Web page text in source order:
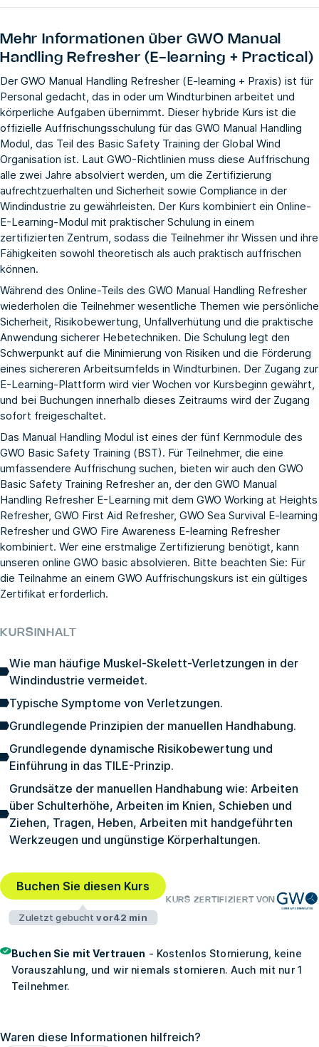
Mehr Informationen überGWO Manual
Handling Refresher (E-learning + Practical)
Der GWO Manual Handling Refresher (E-learning + Praxis) ist für
Personal gedacht, das in oder um Windturbinen arbeitet und
körperliche Aufgaben übernimmt. Dieser hybride Kurs ist die
offizielle Auffrischungsschulung für das GWO Manual Handling
Modul, das Teil des Basic Safety Training der Global Wind
Organisation ist. Laut GWO-Richtlinien muss diese Auffrischung
alle zwei Jahre absolviert werden, um die Zertifizierung
aufrechtzuerhalten und Sicherheit sowie Compliance in der
Windindustrie zu gewährleisten. Der Kurs kombiniert ein Online-
E-Learning-Modul mit praktischer Schulung in einem
zertifizierten Zentrum, sodass die Teilnehmer ihr Wissen und ihre
Fähigkeiten sowohl theoretisch als auch praktisch auffrischen
können.
Während des Online-Teils des GWO Manual Handling Refresher
wiederholen die Teilnehmer wesentliche Themen wie persönliche
Sicherheit, Risikobewertung, Unfallverhütung und die praktische
Anwendung sicherer Hebetechniken. Die Schulung legt den
Schwerpunkt auf die Minimierung von Risiken und die Förderung
eines sichereren Arbeitsumfelds in Windturbinen. Der Zugang zur
E-Learning-Plattform wird vier Wochen vor Kursbeginn gewährt,
und bei Buchungen innerhalb dieses Zeitraums wird der Zugang
sofort freigeschaltet.
Das Manual Handling Modul ist eines der fünf Kernmodule des
GWO Basic Safety Training (BST). Für Teilnehmer, die eine
umfassendere Auffrischung suchen, bieten wir auch den GWO
Basic Safety Training Refresher an, der den GWO Manual
Handling Refresher E-Learning mit dem GWO Working at Heights
Refresher, GWO First Aid Refresher, GWO Sea Survival E-learning
Refresher und GWO Fire Awareness E-learning Refresher
kombiniert. Wer eine erstmalige Zertifizierung benötigt, kann
unseren online GWO basic absolvieren. Bitte beachten Sie: Für
die Teilnahme an einem GWO Auffrischungskurs ist ein gültiges
Zertifikat erforderlich.
KURSINHALT
Wie man häufige Muskel-Skelett-Verletzungen in der
Windindustrie vermeidet.
Typische Symptome von Verletzungen.
Grundlegende Prinzipien der manuellen Handhabung.
Grundlegende dynamische Risikobewertung und
Einführung in das TILE-Prinzip.
Grundsätze der manuellen Handhabung wie: Arbeiten
über Schulterhöhe, Arbeiten im Knien, Schieben und
Ziehen, Tragen, Heben, Arbeiten mit handgeführten
Werkzeugen und ungünstige Körperhaltungen.
Buchen Sie diesen Kurs
Zuletzt gebuchtvor42 min
KURS ZERTIFIZIERT VON
Buchen Sie mit Vertrauen - Kostenlos Stornierung, keine
Vorauszahlung, und wir niemals stornieren. Auch mit nur 1
Teilnehmer.
Waren diese Informationen hilfreich?